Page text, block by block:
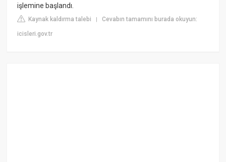
işlemine başlandı.
Kaynak kaldırma talebi |Cevabın tamamını burada okuyun:
icisleri.gov.tr